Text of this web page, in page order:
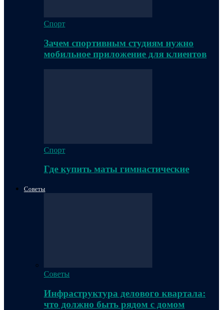
Спорт
Зачем спортивным студиям нужно
мобильное приложение для клиентов
Спорт
Где купить маты гимнастические
Советы
Советы
Инфраструктура делового квартала:
что должно быть рядом с домом